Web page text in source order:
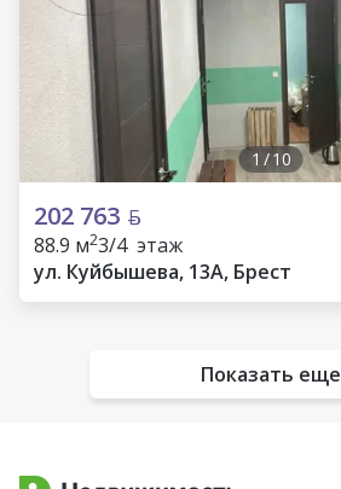
1 /10
202 763
88.9 м23/4 этаж
ул. Куйбышева, 13А, Брест
Показать еще